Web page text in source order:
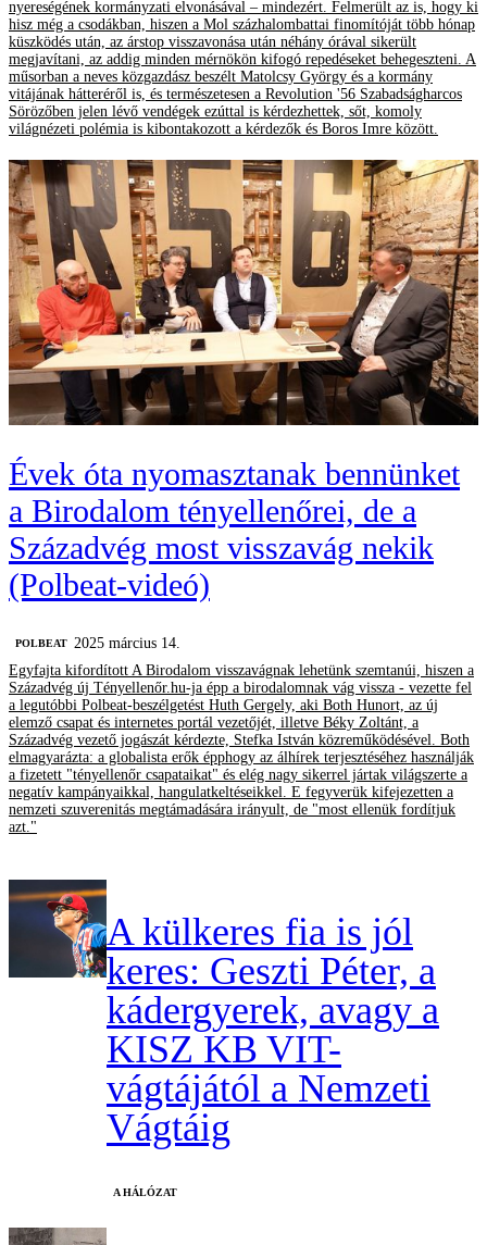
nyereségének kormányzati elvonásával – mindezért. Felmerült az is, hogy ki
hisz még a csodákban, hiszen a Mol százhalombattai finomítóját több hónap
küszködés után, az árstop visszavonása után néhány órával sikerült
megjavítani, az addig minden mérnökön kifogó repedéseket behegeszteni. A
műsorban a neves közgazdász beszélt Matolcsy György és a kormány
vitájának hátteréről is, és természetesen a Revolution '56 Szabadságharcos
Sörözőben jelen lévő vendégek ezúttal is kérdezhettek, sőt, komoly
világnézeti polémia is kibontakozott a kérdezők és Boros Imre között.
Évek óta nyomasztanak bennünket
a Birodalom tényellenőrei, de a
Századvég most visszavág nekik
(Polbeat-videó)
‎POLBEAT 2025 március 14.
Egyfajta kifordított A Birodalom visszavágnak lehetünk szemtanúi, hiszen a
Századvég új Tényellenőr.hu-ja épp a birodalomnak vág vissza - vezette fel
a legutóbbi Polbeat-beszélgetést Huth Gergely, aki Both Hunort, az új
elemző csapat és internetes portál vezetőjét, illetve Béky Zoltánt, a
Századvég vezető jogászát kérdezte, Stefka István közreműködésével. Both
elmagyarázta: a globalista erők épphogy az álhírek terjesztéséhez használják
a fizetett "tényellenőr csapataikat" és elég nagy sikerrel jártak világszerte a
negatív kampányaikkal, hangulatkeltéseikkel. E fegyverük kifejezetten a
nemzeti szuverenitás megtámadására irányult, de "most ellenük fordítjuk
azt."
A külkeres fia is jól
keres: Geszti Péter, a
kádergyerek, avagy a
KISZ KB VIT-
vágtájától a Nemzeti
Vágtáig
A HÁLÓZAT